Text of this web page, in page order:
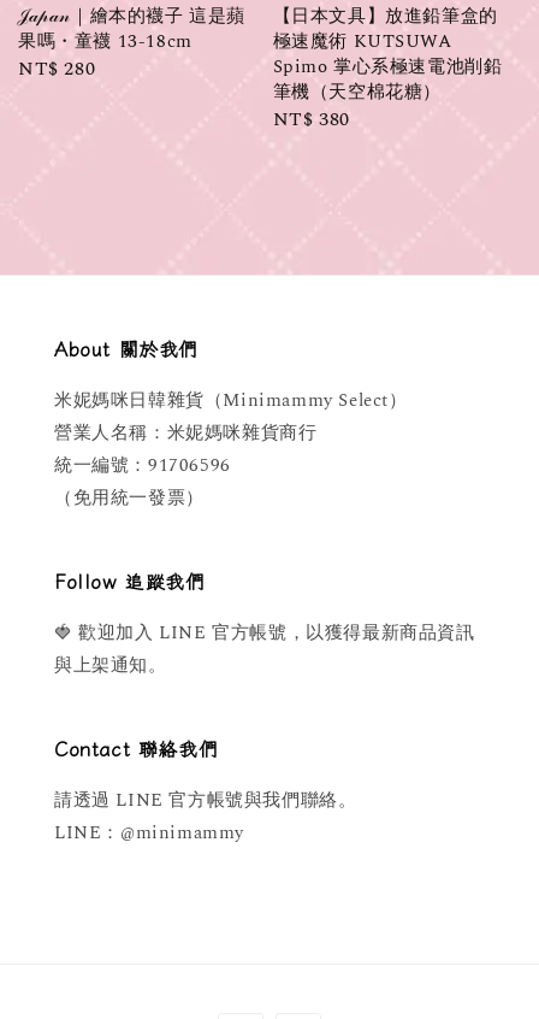
𝒥𝒶𝓅𝒶𝓃｜繪本的襪子 這是蘋
果嗎・童襪 13-18cm
Regular
NT$ 280
【日本文具】放進鉛筆盒的
極速魔術 KUTSUWA
Spimo 掌心系極速電池削鉛
筆機（天空棉花糖）
Regular
NT$ 380
About 關於我們
米妮媽咪日韓雜貨（Minimammy Select）
營業人名稱：米妮媽咪雜貨商行
統一編號：91706596
（免用統一發票）
Follow 追蹤我們
🍓 歡迎加入 LINE 官方帳號，以獲得最新商品資訊
與上架通知。
Contact 聯絡我們
請透過 LINE 官方帳號與我們聯絡。
LINE：@minimammy